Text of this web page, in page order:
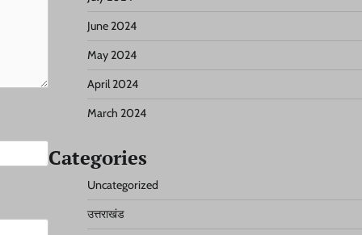
June 2024
May 2024
April 2024
March 2024
Categories
Uncategorized
उत्तराखंड